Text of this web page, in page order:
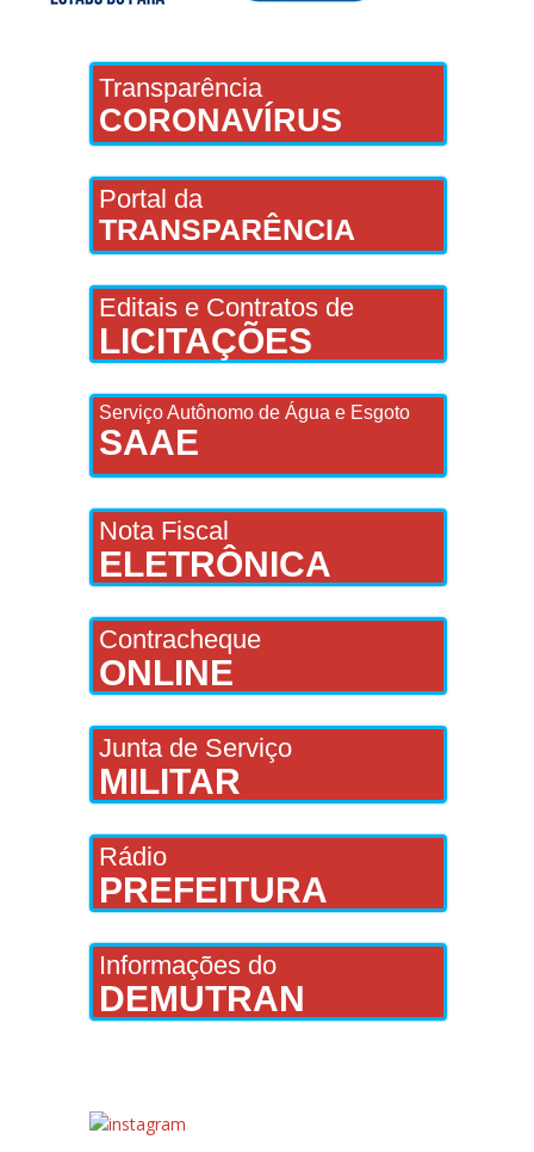
Transparência
CORONAVÍRUS
Portal da
TRANSPARÊNCIA
Editais e Contratos de
LICITAÇÕES
Serviço Autônomo de Água e Esgoto
SAAE
Nota Fiscal
ELETRÔNICA
Contracheque
ONLINE
Junta de Serviço
MILITAR
Rádio
PREFEITURA
Informações do
DEMUTRAN